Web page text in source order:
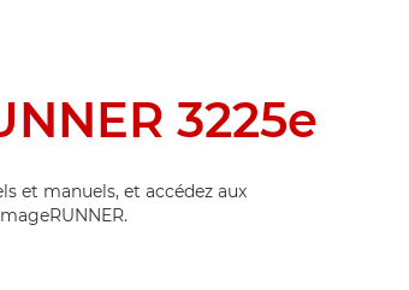
3225e
et manuels, et accédez aux